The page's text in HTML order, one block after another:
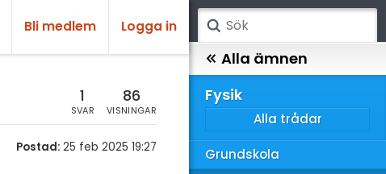
Bli medlem Logga in
1
SVAR
86
VISNINGAR
Postad: 25 feb 2025 19:27
Matematik
Alla ämnen
Fysik
Alla trådar
Grundskola
Kemi